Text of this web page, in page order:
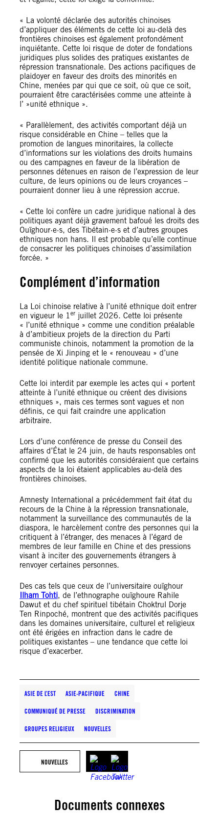
« La volonté déclarée des autorités chinoises
d’appliquer des éléments de cette loi au-delà des
frontières chinoises est également profondément
inquiétante. Cette loi risque de doter de fondations
juridiques plus solides des pratiques existantes de
répression transnationale. Des actions pacifiques de
plaidoyer en faveur des droits des minorités en
Chine, menées par qui que ce soit, où que ce soit,
pourraient être caractérisées comme une atteinte à
l’ »unité ethnique ».
« Parallèlement, des activités comportant déjà un
risque considérable en Chine – telles que la
promotion de langues minoritaires, la collecte
d’informations sur les violations des droits humains
ou des campagnes en faveur de la libération de
personnes détenues en raison de l’expression de leur
culture, de leurs opinions ou de leurs croyances –
pourraient donner lieu à une répression accrue.
« Cette loi confère un cadre juridique national à des
politiques ayant déjà gravement bafoué les droits des
Ouïghour·e·s, des Tibétain·e·s et d’autres groupes
ethniques non hans. Il est probable qu’elle continue
de consacrer les politiques chinoises d’assimilation
forcée. »
Complément d’information
La Loi chinoise relative à l’unité ethnique doit entrer
en vigueur le 1er juillet 2026. Cette loi présente
« l’unité ethnique » comme une condition préalable
à d’ambitieux projets de la direction du Parti
communiste chinois, notamment la promotion de la
pensée de Xi Jinping et le « renouveau » d’une
identité politique nationale commune.
Cette loi interdit par exemple les actes qui « portent
atteinte à l’unité ethnique ou créent des divisions
ethniques », mais ces termes sont vagues et non
définis, ce qui fait craindre une application
arbitraire.
Lors d’une conférence de presse du Conseil des
affaires d’État le 24 juin, de hauts responsables ont
confirmé que les autorités considéraient que certains
aspects de la loi étaient applicables au-delà des
frontières chinoises.
Amnesty International a précédemment fait état du
recours de la Chine à la répression transnationale,
notamment la surveillance des communautés de la
diaspora, le harcèlement contre des personnes qui la
critiquent à l’étranger, des menaces à l’égard de
membres de leur famille en Chine et des pressions
visant à inciter des gouvernements étrangers à
renvoyer certaines personnes.
Des cas tels que ceux de l’universitaire ouïghour
Ilham Tohti, de l’ethnographe ouïghoure Rahile
Dawut et du chef spirituel tibétain Choktrul Dorje
Ten Rinpoché, montrent que des activités pacifiques
dans les domaines universitaire, culturel et religieux
ont été érigées en infraction dans le cadre de
politiques existantes – une tendance que cette loi
risque d’exacerber.
ASIE DE L’EST ASIE-PACIFIQUE CHINE
COMMUNIQUÉ DE PRESSE DISCRIMINATION
GROUPES RELIGIEUX NOUVELLES
NOUVELLES
Documents connexes